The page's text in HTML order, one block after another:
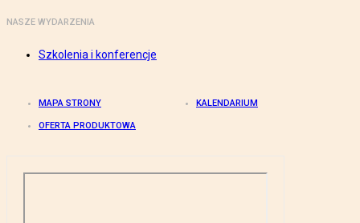
NASZE WYDARZENIA
Szkolenia i konferencje
MAPA STRONY KALENDARIUM
OFERTA PRODUKTOWA